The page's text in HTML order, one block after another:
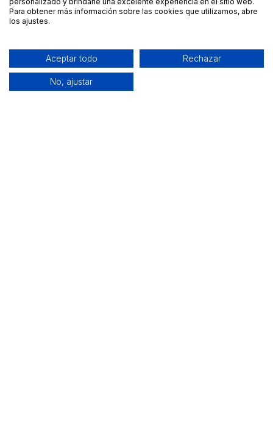
Para obtener más información sobre las cookies que utilizamos, abre
los ajustes.
Aceptar todo Rechazar
No, ajustar